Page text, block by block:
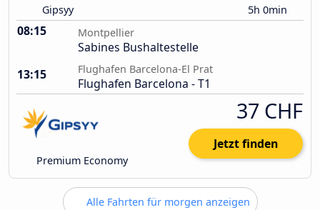
Gipsyy 5h 0min
08:15 Montpellier
Sabines Bushaltestelle
13:15
Flughafen Barcelona-El Prat
Flughafen Barcelona - T1
Premium Economy
37 CHF
Jetzt finden
Alle Fahrten für morgen anzeigen